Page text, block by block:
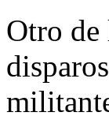
Otro